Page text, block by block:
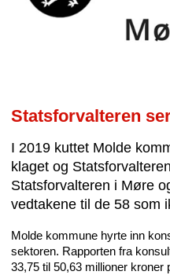
Statsforvalteren
I 2019 kuttet Molde
klaget og
Statsforvalteren i Møre
vedtakene til de 58 som
Molde kommune hyrte inn
sektoren. Rapporten fra
33,75 til 50,63 millioner kroner